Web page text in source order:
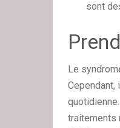
sont
Le
traitements